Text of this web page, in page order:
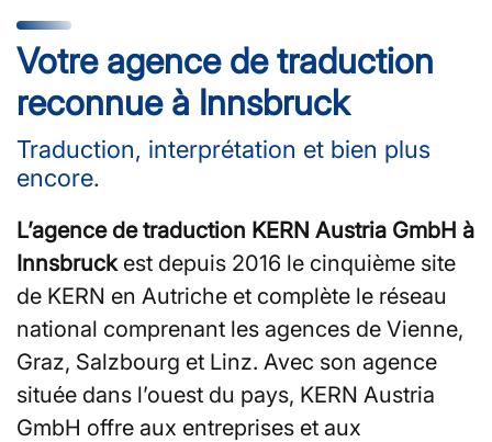
Votre agence de traduction
reconnue à Innsbruck
Traduction, interprétation et bien plus
encore.
L’agence de traduction KERN Austria GmbH à
Innsbruckest depuis 2016 le cinquième site
de KERN en Autriche et complète le réseau
national comprenant les agences de Vienne,
Graz, Salzbourg et Linz. Avec son agence
située dans l’ouest du pays, KERN Austria
GmbH offre aux entreprises et aux